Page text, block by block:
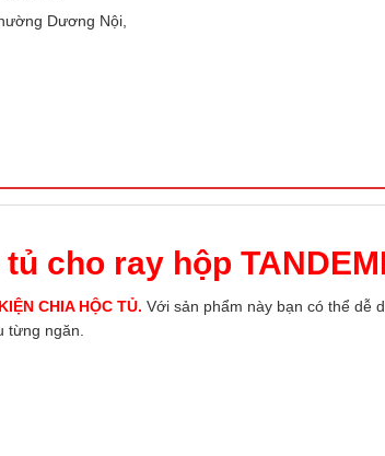
Dương Nội,
cho ray hộp
CHIA HỘC TỦ. Với sản phẩm này bạn có thể dễ
từng ngăn.